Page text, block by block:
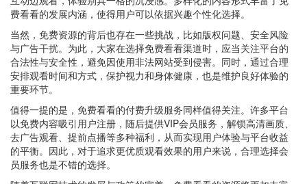
费看看的发展内涵，使得用户可以依据兴趣个性化选择。
当然，免费资源的背后也存在一些挑战，比如版权问题、安全风险
与广告干扰。为此，大家在选择免费看看渠道时，应当关注平台的
合法性与安全性，避免因使用非法网站受到侵害。同时，通过合理
安排观看时间和方式，保护视力和身体健康，也是维护良好体验的
重要环节。
值得一提的是，免费看看的付费升级服务同样值得关注。许多平台
以免费内容吸引用户注册，随后提供VIP会员服务，解锁高清画质、
去广告观看、提前点播等多种福利，从而实现用户体验与平台收益
的平衡。因此，对于追求更优质观看效果的用户来说，合理选择会
员服务也是不错的选择。